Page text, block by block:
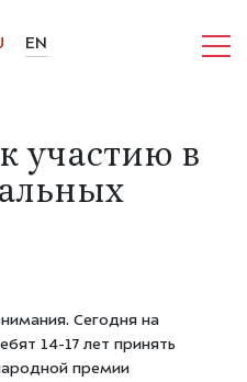
EN
участию в
Сегодня на
14-17 лет принять
премии